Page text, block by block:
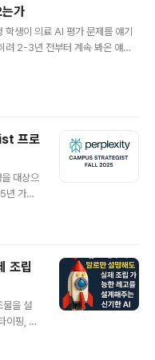
가
생이 의료 AI 평가 문제를 얘기
려 2-3년 전부터 계속 봐온 얘기
다. 근데 병원에선 배포조차 안
의사결정 시스템에서도 똑같은
프로
대상으
가을
.📌 프
전공에
수 정
원 대
스당 최
조립
을 설
이핑, AI
만들어